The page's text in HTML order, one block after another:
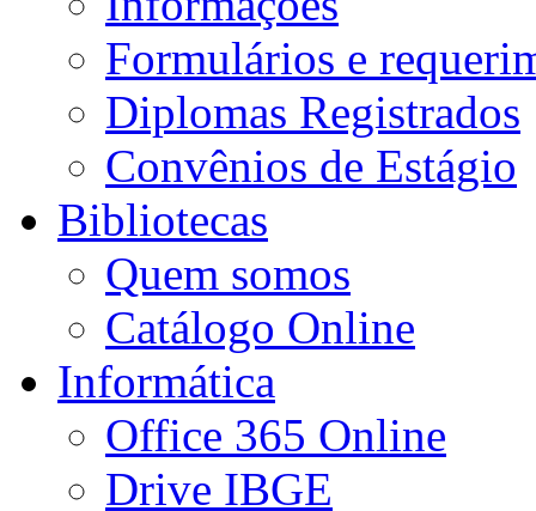
Formulários e
Diplomas Registrados
Convênios de Estágio
Bibliotecas
Quem somos
Catálogo Online
Informática
Office 365 Online
Drive IBGE